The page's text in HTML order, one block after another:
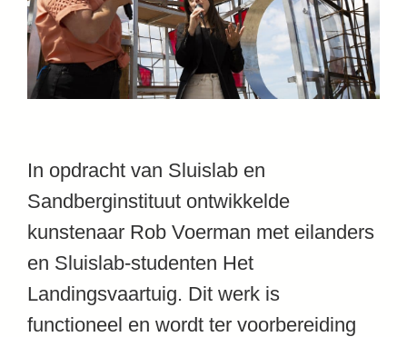
In opdracht van Sluislab en
Sandberginstituut ontwikkelde
kunstenaar Rob Voerman met eilanders
en Sluislab-studenten Het
Landingsvaartuig. Dit werk is
functioneel en wordt ter voorbereiding